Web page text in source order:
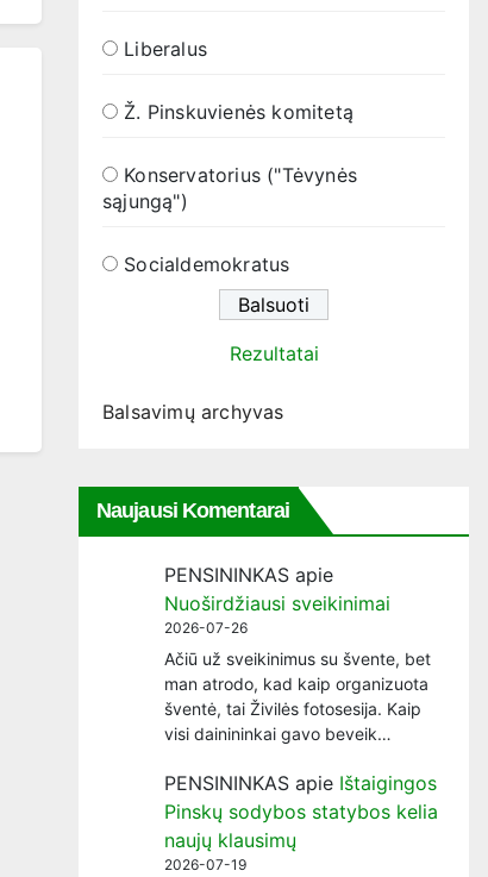
Liberalus
Ž. Pinskuvienės komitetą
Konservatorius ("Tėvynės
sąjungą")
Socialdemokratus
Rezultatai
Balsavimų archyvas
Naujausi Komentarai
PENSININKAS apie
Nuoširdžiausi sveikinimai
2026-07-26
Ačiū už sveikinimus su švente, bet
man atrodo, kad kaip organizuota
šventė, tai Živilės fotosesija. Kaip
visi dainininkai gavo beveik…
PENSININKAS apie Ištaigingos
Pinskų sodybos statybos kelia
naujų klausimų
2026-07-19